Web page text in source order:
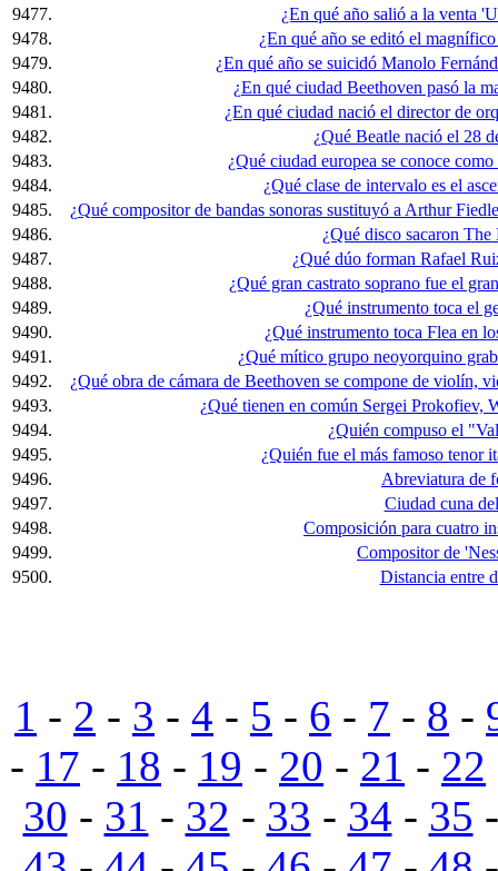
9477.
¿En qué año salió a la venta
9478.
¿En qué año se editó el
9479.
¿En qué año se suicidó Manolo
9480.
¿En qué ciudad Beethoven pasó la
9481.
¿En qué ciudad nació el director de
9482.
¿Qué Beatle nació el 28
9483.
¿Qué ciudad europea se conoce
9484.
¿Qué clase de intervalo es el
9485.
¿Qué compositor de bandas sonoras sustituyó a Arthur
9486.
¿Qué disco sacaron The
9487.
¿Qué dúo forman Rafael
9488.
¿Qué gran castrato soprano fue el
9489.
¿Qué instrumento toca el
9490.
¿Qué instrumento toca Flea en
9491.
¿Qué mítico grupo neoyorquino
9492.
¿Qué obra de cámara de Beethoven se compone de violín,
9493.
¿Qué tienen en común Sergei Prokofiev,
9494.
¿Quién compuso el
9495.
¿Quién fue el más famoso tenor
9496.
Abreviatura de
9497.
Ciudad cuna
9498.
Composición para cuatro
9499.
Compositor de
9500.
Distancia entre
1 - 2 - 3 - 4 - 5 - 6 - 7 - 8 -
- 17 - 18 - 19 - 20 - 21 - 22
30 - 31 - 32 - 33 - 34 - 35